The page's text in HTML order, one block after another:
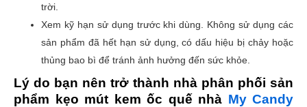
trời.
Xem kỹ hạn sử dụng trước khi dùng. Không sử dụng các
sản phẩm đã hết hạn sử dụng, có dấu hiệu bị chảy hoặc
thủng bao bì để tránh ảnh hưởng đến sức khỏe.
Lý do bạn nên trở thành nhà phân phối sản
phẩm kẹo mút kem ốc quế nhà My Candy